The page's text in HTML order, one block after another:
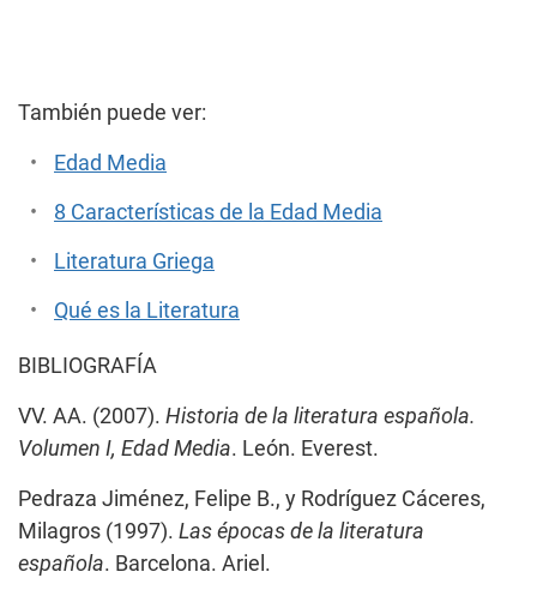
También puede ver:
Edad Media
8 Características de la Edad Media
Literatura Griega
Qué es la Literatura
BIBLIOGRAFÍA
VV. AA. (2007). Historia de la literatura española.
Volumen I, Edad Media. León. Everest.
Pedraza Jiménez, Felipe B., y Rodríguez Cáceres,
Milagros (1997). Las épocas de la literatura
española. Barcelona. Ariel.